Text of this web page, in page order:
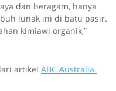
dan beragam, hanya
lunak ini di batu pasir.
kimiawi organik,”
artikel ABC Australia.